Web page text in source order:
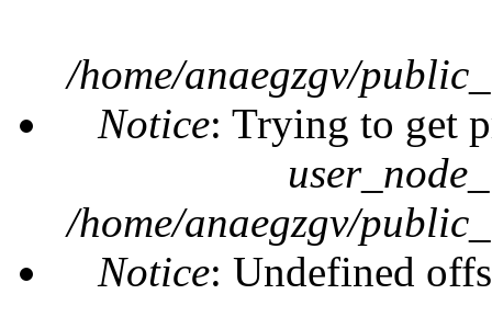
/home/anaegzgv/
Notice: Trying to get
/home/anaegzgv/
Notice: Undefined